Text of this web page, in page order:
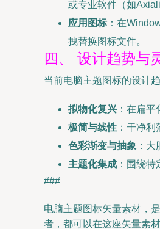
或专业软件（如
应用图标 ：在
拽替换图标文件。
四、 设计趋势与
当前电脑主题图标的设计
拟物化复兴 ：在扁
极简与线性 ：干净
色彩渐变与抽象 ：
主题化集成 ：围绕
###
电脑主题图标矢量素材，
者，都可以在这座矢量素